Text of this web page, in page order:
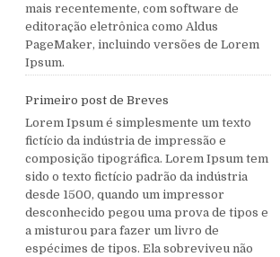
mais recentemente, com software de
editoração eletrônica como Aldus
PageMaker, incluindo versões de Lorem
Ipsum.
Primeiro post de Breves
Lorem Ipsum é simplesmente um texto
fictício da indústria de impressão e
composição tipográfica. Lorem Ipsum tem
sido o texto fictício padrão da indústria
desde 1500, quando um impressor
desconhecido pegou uma prova de tipos e
a misturou para fazer um livro de
espécimes de tipos. Ela sobreviveu não